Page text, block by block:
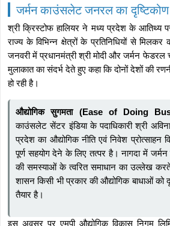
जर्मन काउंसलेट जनरल का दृष्टिकोण
श्री क्रिस्टोफ हालियर ने मध्य प्रदेश के आतिथ्य
राज्य के विभिन्न क्षेत्रों के प्रतिनिधियों से मिलकर
जनवरी में प्रधानमंत्री श्री मोदी और जर्मन फेडरल
मुलाकात का संदर्भ देते हुए कहा कि दोनों देशों की
हो रही है।
औद्योगिक सुगमता (Ease of Doing
काउंसलेट सेंटर इंडिया के पदाधिकारी श्री
प्रदेश का औद्योगिक नीति एवं निवेश प्रोत्साहन
पूर्ण सहयोग देने के लिए तत्पर है। नागदा में
की समस्याओं के त्वरित समाधान का उल्लेख
शासन किसी भी प्रकार की औद्योगिक बाधाओं
तैयार है।
इस अवसर पर एमपी औद्योगिक विकास निगम